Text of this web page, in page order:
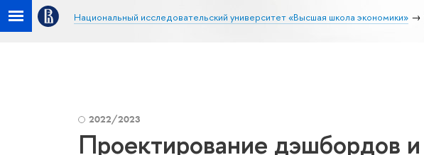
Национальный исследовательский университет «Высшая школа экономики»
2022/2023
Проектирование дэшбордов